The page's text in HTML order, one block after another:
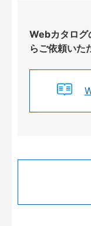
Webカタログ
らご依頼いた